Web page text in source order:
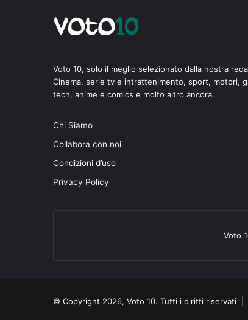
Voto 10, solo il meglio selezionato dalla nostra
Cinema, serie tv e intrattenimento, sport, motori,
tech, anime e comics e molto altro ancora.
Chi Siamo
Collabora con noi
Condizioni d’uso
Privacy Policy
Voto
© Copyright 2026, Voto 10. Tutti i diritti riservati |